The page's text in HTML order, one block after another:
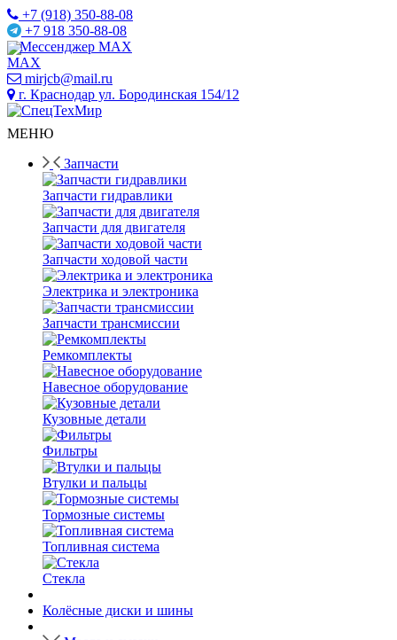
+7 (918) 350-88-08
+7 918 350-88-08
Мессенджер MAX
mirjcb@mail.ru
г. Краснодар ул. Бородинская 154/12
МЕНЮ
Запчасти
Запчасти гидравлики
Запчасти для двигателя
Запчасти ходовой части
Электрика и электроника
Запчасти трансмиссии
Ремкомплекты
Навесное оборудование
Кузовные детали
Фильтры
Втулки и пальцы
Тормозные системы
Топливная система
Стекла
Колёсные диски и шины